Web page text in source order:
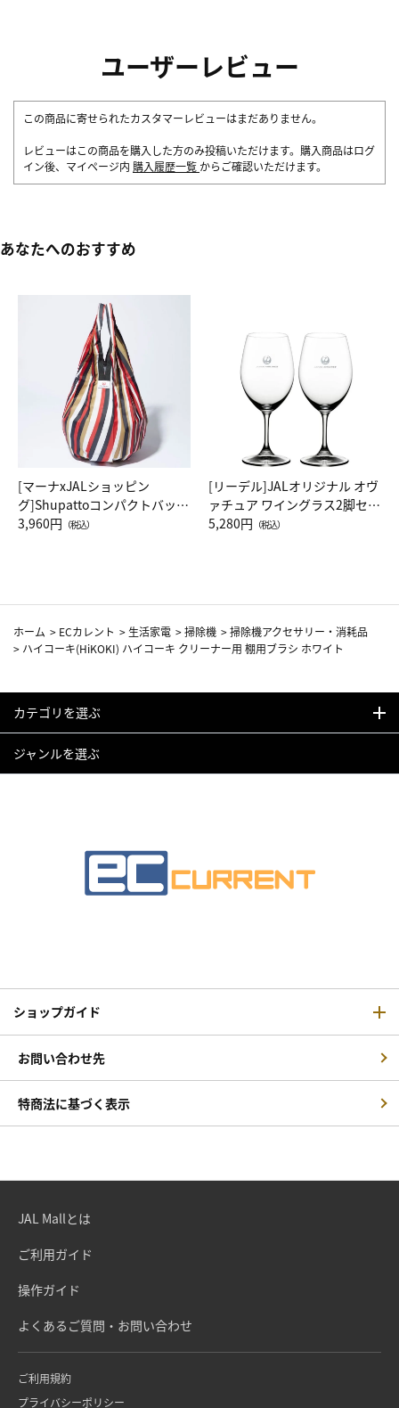
ユーザーレビュー
この商品に寄せられたカスタマーレビューはまだありません。
レビューはこの商品を購入した方のみ投稿いただけます。購入商品はログ
イン後、マイページ内 購入履歴一覧 からご確認いただけます。
あなたへのおすすめ
[マーナxJALショッピン
グ]Shupattoコンパクトバッグ
Drop JAL客室乗務員（LC）ス
3,960円 （税込）
[リーデル]JALオリジナル オヴ
ァチュア ワイングラス2脚セッ
ト（レッドワイン）
5,280円 （税込）
ホーム > ECカレント > 生活家電 >掃除機 >掃除機アクセサリー・消耗品
> ハイコーキ(HiKOKI) ハイコーキ クリーナー用 棚用ブラシ ホワイト
カテゴリを選ぶ
ジャンルを選ぶ
ショップガイド
お問い合わせ先
特商法に基づく表示
JAL Mallとは
ご利用ガイド
操作ガイド
よくあるご質問・お問い合わせ
ご利用規約
プライバシーポリシー